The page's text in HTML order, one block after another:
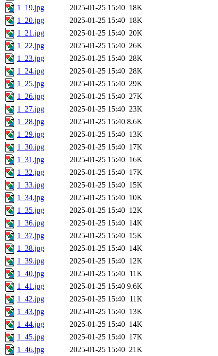
1_19.jpg
2025-01-25 15:40 18K
1_20.jpg
2025-01-25 15:40 18K
1_21.jpg
2025-01-25 15:40 20K
1_22.jpg
2025-01-25 15:40 26K
1_23.jpg
2025-01-25 15:40 28K
1_24.jpg
2025-01-25 15:40 28K
1_25.jpg
2025-01-25 15:40 29K
1_26.jpg
2025-01-25 15:40 27K
1_27.jpg
2025-01-25 15:40 23K
1_28.jpg
2025-01-25 15:40 8.6K
1_29.jpg
2025-01-25 15:40 13K
1_30.jpg
2025-01-25 15:40 17K
1_31.jpg
2025-01-25 15:40 16K
1_32.jpg
2025-01-25 15:40 17K
1_33.jpg
2025-01-25 15:40 15K
1_34.jpg
2025-01-25 15:40 10K
1_35.jpg
2025-01-25 15:40 12K
1_36.jpg
2025-01-25 15:40 14K
1_37.jpg
2025-01-25 15:40 15K
1_38.jpg
2025-01-25 15:40 14K
1_39.jpg
2025-01-25 15:40 12K
1_40.jpg
2025-01-25 15:40 11K
1_41.jpg
2025-01-25 15:40 9.6K
1_42.jpg
2025-01-25 15:40 11K
1_43.jpg
2025-01-25 15:40 13K
1_44.jpg
2025-01-25 15:40 14K
1_45.jpg
2025-01-25 15:40 17K
1_46.jpg
2025-01-25 15:40 21K